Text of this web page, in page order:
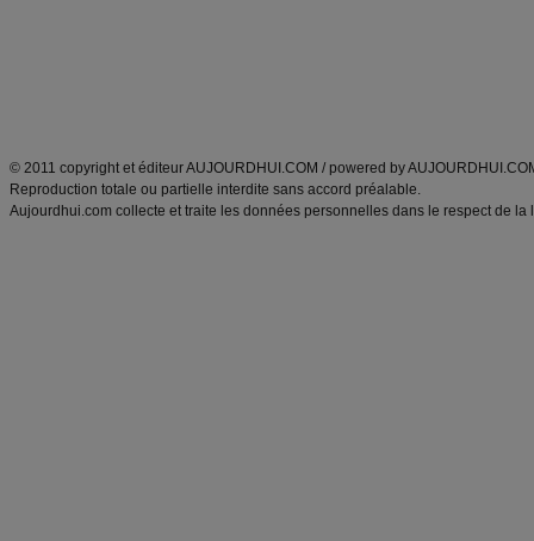
© 2011 copyright et éditeur AUJOURDHUI.COM / powered by
Reproduction totale ou partielle interdite sans accord préalable.
Aujourdhui.com collecte et traite les données personnelles dans le respect de